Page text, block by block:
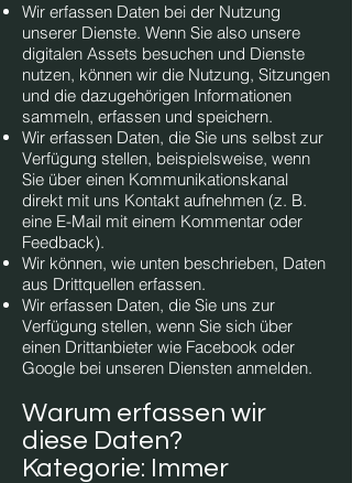
Wir erfassen Daten bei der Nutzung
unserer Dienste. Wenn Sie also unsere
digitalen Assets besuchen und Dienste
nutzen, können wir die Nutzung, Sitzungen
und die dazugehörigen Informationen
sammeln, erfassen und speichern.
Wir erfassen Daten, die Sie uns selbst zur
Verfügung stellen, beispielsweise, wenn
Sie über einen Kommunikationskanal
direkt mit uns Kontakt aufnehmen (z. B.
eine E-Mail mit einem Kommentar oder
Feedback).
Wir können, wie unten beschrieben, Daten
aus Drittquellen erfassen.
Wir erfassen Daten, die Sie uns zur
Verfügung stellen, wenn Sie sich über
einen Drittanbieter wie Facebook oder
Google bei unseren Diensten anmelden.
Warum erfassen wir
diese Daten?
Kategorie: Immer